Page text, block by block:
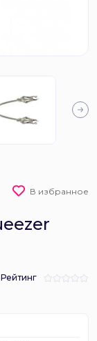
В избранное
Рейтинг